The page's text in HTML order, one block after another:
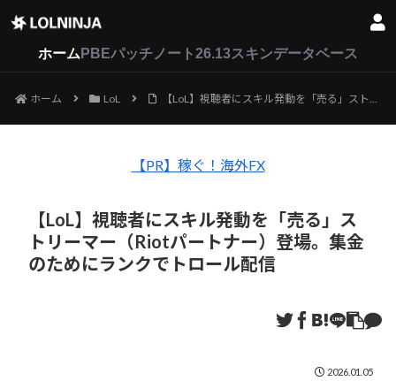
ホーム PBEパッチノート26.13スキンデータベース
ホーム LoL 【LoL】視聴者にスキル発動を「売る」ストリーマー（Riotパートナー）登場。集金のためにランクでトロール配信
【PR】稼ぐ！海外FX
【LoL】視聴者にスキル発動を「売る」ス
トリーマー（Riotパートナー）登場。集金
のためにランクでトロール配信
2026.01.05